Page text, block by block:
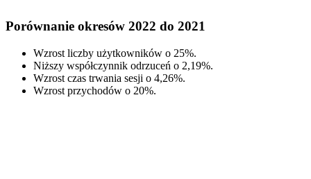
Porównanie okresów 2022 do 2021
Wzrost liczby użytkowników o 25%.
Niższy współczynnik odrzuceń o 2,19%.
Wzrost czas trwania sesji o 4,26%.
Wzrost przychodów o 20%.